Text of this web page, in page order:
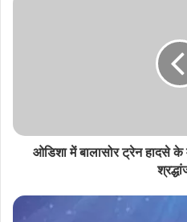
ओडिशा में बालासोर ट्रेन हादसे के